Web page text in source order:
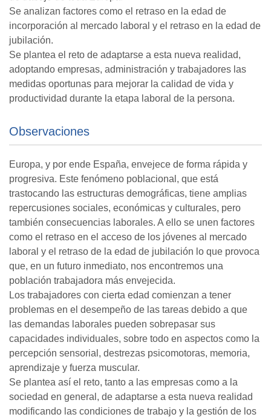
Se analizan factores como el retraso en la edad de
incorporación al mercado laboral y el retraso en la edad de
jubilación.
Se plantea el reto de adaptarse a esta nueva realidad,
adoptando empresas, administración y trabajadores las
medidas oportunas para mejorar la calidad de vida y
productividad durante la etapa laboral de la persona.
Observaciones
Europa, y por ende España, envejece de forma rápida y
progresiva. Este fenómeno poblacional, que está
trastocando las estructuras demográficas, tiene amplias
repercusiones sociales, económicas y culturales, pero
también consecuencias laborales. A ello se unen factores
como el retraso en el acceso de los jóvenes al mercado
laboral y el retraso de la edad de jubilación lo que provoca
que, en un futuro inmediato, nos encontremos una
población trabajadora más envejecida.
Los trabajadores con cierta edad comienzan a tener
problemas en el desempeño de las tareas debido a que
las demandas laborales pueden sobrepasar sus
capacidades individuales, sobre todo en aspectos como la
percepción sensorial, destrezas psicomotoras, memoria,
aprendizaje y fuerza muscular.
Se plantea así el reto, tanto a las empresas como a la
sociedad en general, de adaptarse a esta nueva realidad
modificando las condiciones de trabajo y la gestión de los